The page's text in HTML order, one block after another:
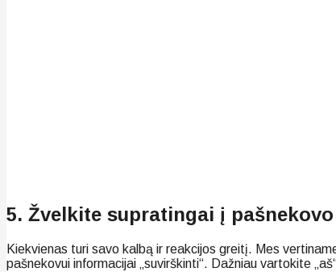
5. Žvelkite supratingai į
Kiekvienas turi savo kalbą ir reakcijos greitį. Mes
pašnekovui informacijai „suvirškinti“. Dažniau vartokite